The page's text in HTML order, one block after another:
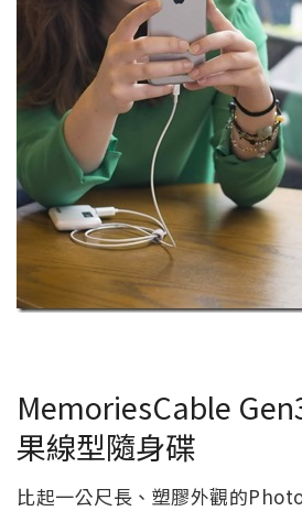
MemoriesCable
果線型隨身碟
比起一公尺長、塑膠外觀的